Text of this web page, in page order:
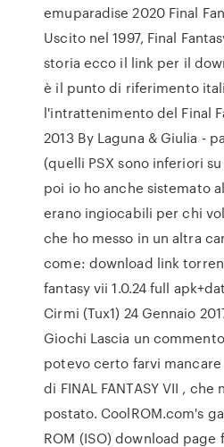
emuparadise 2020 Final
Uscito nel 1997, Final
storia ecco il link per il
è il punto di riferimento
l'intrattenimento del Final
2013 By Laguna & Giulia -
(quelli PSX sono inferiori
poi io ho anche sistemato
erano ingiocabili per chi
che ho messo in un altra
come: download link
fantasy vii 1.0.24 full
Cirmi (Tux1) 24 Gennaio
Giochi Lascia un
potevo certo farvi mancare
di FINAL FANTASY VII ,
postato. CoolROM.com's
ROM (ISO) download page